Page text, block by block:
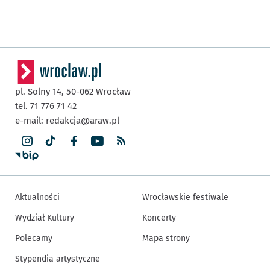
pl. Solny 14, 50-062 Wrocław
tel. 71 776 71 42
e-mail: redakcja@araw.pl
Aktualności
Wydział Kultury
Polecamy
Stypendia artystyczne
Wrocławskie festiwale
Koncerty
Mapa strony